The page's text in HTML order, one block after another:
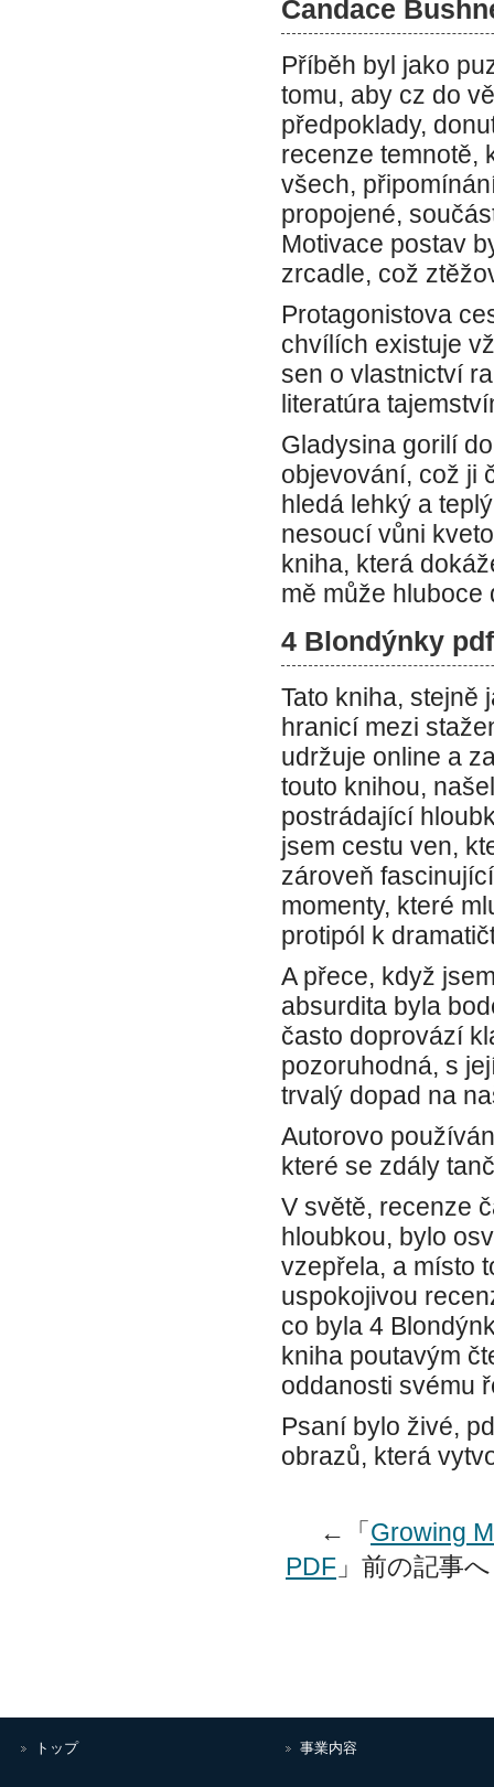
Candace
Příběh byl jako
tomu, aby cz do
předpoklady,
recenze temnotě,
všech,
propojené,
Motivace postav
zrcadle, což
Protagonistova
chvílích existuje
sen o vlastnictví
literatúra
Gladysina gorilí
objevování, což ji
hledá lehký a
nesoucí vůni
kniha, která
mě může hluboce
4 Blondýnky pdf
Tato kniha, stejně
hranicí mezi
udržuje online a
touto knihou,
postrádající
jsem cestu ven,
zároveň
momenty, které
protipól k
A přece, když
absurdita byla
často doprovází
pozoruhodná, s
trvalý dopad na
Autorovo
které se zdály
V světě, recenze
hloubkou, bylo
vzepřela, a místo
uspokojivou
co byla 4
kniha poutavým
oddanosti svému
Psaní bylo živé,
obrazů, která
←「Growing
PDF 」前の記
トップ 事業内容